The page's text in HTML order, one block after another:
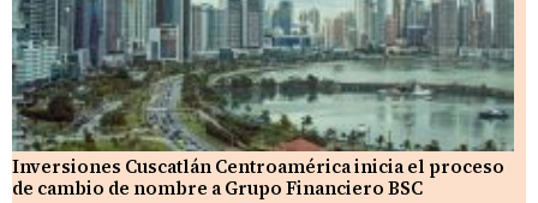
Inversiones Cuscatlán Centroamérica inicia el proceso
de cambio de nombre a Grupo Financiero BSC